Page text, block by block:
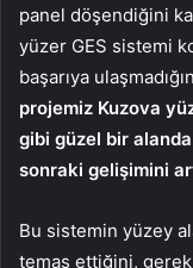
panel döşendiğini
yüzer GES sistemi
başarıya
projemiz Kuzova
gibi güzel bir alanda
sonraki gelişimini
Bu sistemin yüzey
temas ettiğini,